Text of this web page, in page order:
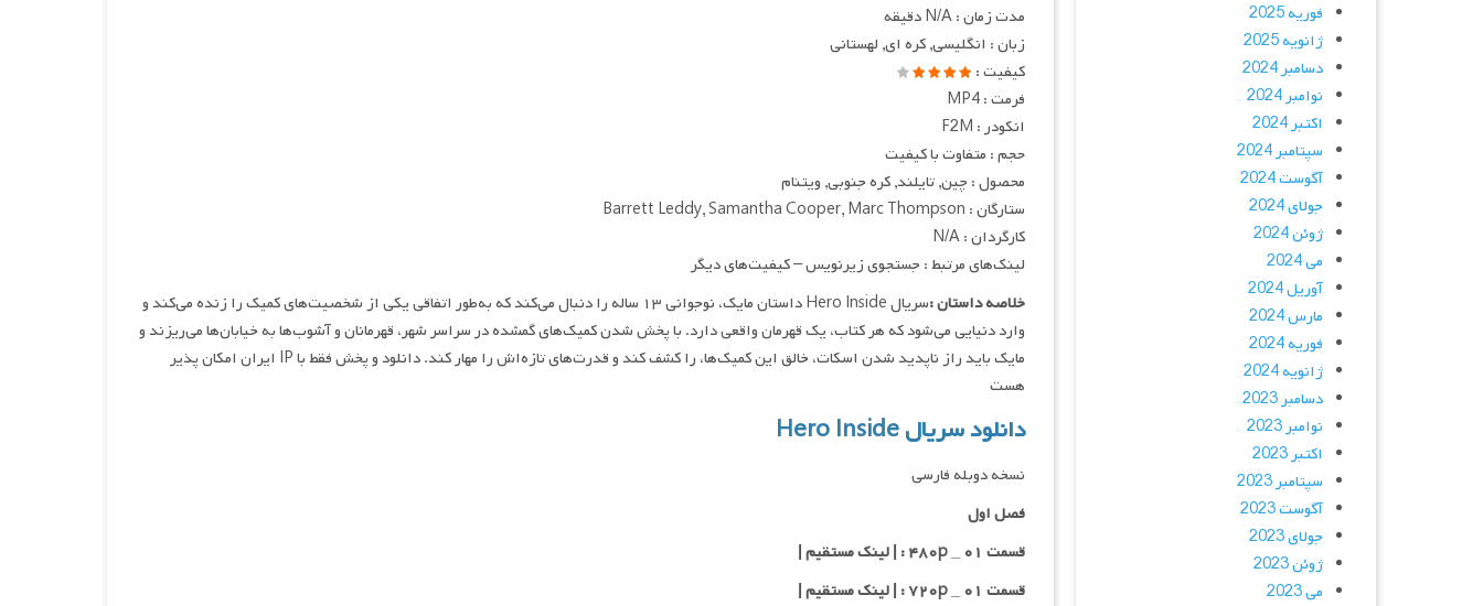
مدت زمان : N/A دقیقه
زبان : انگلیسی, کره ای, لهستانی
کیفیت :
فرمت : MP4
انکودر : F2M
حجم : متفاوت با کیفیت
محصول : چین, تایلند, کره جنوبی, ویتنام
ستارگان : Barrett Leddy, Samantha Cooper, Marc Thompson
کارگردان : N/A
لینک‌های مرتبط : جستجوی زیرنویس – کیفیت‌های دیگر
خلاصه داستان :
سریال Hero Inside داستان مایک، نوجوانی ۱۳ ساله را دنبال می‌کند که به‌طور اتفاقی یکی از شخصیت‌های کمیک را زنده می‌کند و
وارد دنیایی می‌شود که هر کتاب، یک قهرمان واقعی دارد. با پخش شدن کمیک‌های گمشده در سراسر شهر، قهرمانان و آشوب‌ها به خیابان‌ها می‌ریزند و
مایک باید راز ناپدید شدن اسکات، خالق این کمیک‌ها، را کشف کند و قدرت‌های تازه‌اش را مهار کند. دانلود و پخش فقط با IP ایران امکان پذیر
هست
دانلود سریال Hero Inside
نسخه دوبله فارسی
فصل اول
قسمت ۰۱ _ ۴۸۰p : | لینک مستقیم |
قسمت ۰۱ _ ۷۲۰p : | لینک مستقیم |
فوریه 2025
ژانویه 2025
دسامبر 2024
نوامبر 2024
اکتبر 2024
سپتامبر 2024
آگوست 2024
جولای 2024
ژوئن 2024
می 2024
آوریل 2024
مارس 2024
فوریه 2024
ژانویه 2024
دسامبر 2023
نوامبر 2023
اکتبر 2023
سپتامبر 2023
آگوست 2023
جولای 2023
ژوئن 2023
می 2023